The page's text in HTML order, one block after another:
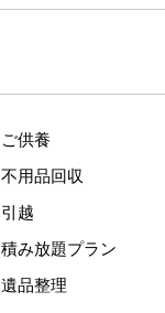
ご供養
不用品回収
引越
積み放題プラン
遺品整理